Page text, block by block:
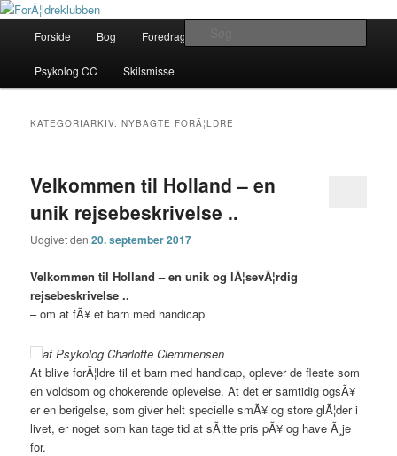
Fortsæt
primært
indhold
Fortsæt
sekundært
indholdForÃ¦ldreklubben
Her finder du gode rÃ¥d
Forside Bog Foredrag
Psykolog CC Skilsmisse
KATEGORIARKIV:NYBAGTE FORÃ¦LDRE
Velkommen til Holland – en
unik rejsebeskrivelse ..
Udgivet den20. september 2017
Velkommen til Holland – en unik og lÃ¦sevÃ¦rdig
rejsebeskrivelse ..
– om at fÃ¥ et barn med handicap
af Psykolog Charlotte Clemmensen
At blive forÃ¦ldre til et barn med handicap, oplever de fleste som
en voldsom og chokerende oplevelse. At det er samtidig ogsÃ¥
er en berigelse, som giver helt specielle smÃ¥ og store glÃ¦der i
livet, er noget som kan tage tid at sÃ¦tte pris pÃ¥ og have Ã¸je
for.